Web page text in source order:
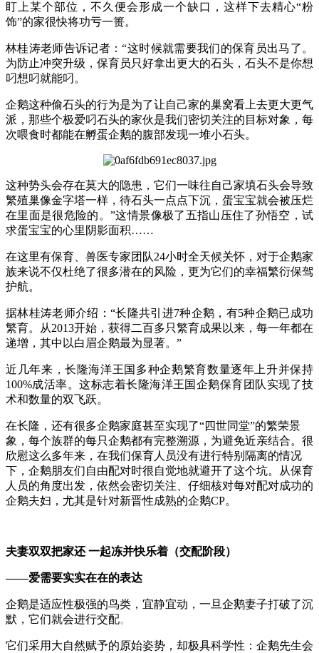
盯上某个部位，不久便会形成一个缺口， 这样下去精心“粉
饰”的家很快将功亏一篑。
林桂涛老师告诉记者：“这时候就需要我们的保育 员出马了 。
为防止冲突升级 ，保育员只好拿出更大的石头 ， 石头不是你想
叼想叼就能叼 。
企鹅这种偷石头的行为是为了让自己家的巢窝看上去更大更气
派 ，那些个极爱叼石头的家伙是我们密切关注的 目标对象， 每
次喂食时都能在孵蛋企鹅的腹部发现一堆小石头。
这种势头会存在莫大的隐患 ，它们一味往自己家填石头会导致
繁殖巢像金字塔一样 ， 待石头一点点下沉 ， 蛋宝宝就会被压烂
在里面是很危险的 。”这情景像极了五指山压住了孙悟空，试
求蛋宝宝的心里阴影面积……
在这里有保育 、兽医专家团队24小时全天候关怀 ，对于企鹅家
族来说不仅杜绝了很多潜在的风险 ， 更为它们的幸福繁衍保驾
护航。
据林桂涛老师介绍：“长隆共引进7种企鹅， 有5种企鹅已成功
繁育。 从2013开始，获得二百多只繁育成果以来 ，每一年都在
递增 ，其中 以白眉企鹅最为显著。”
近几年来，长隆海洋王国 多种企鹅繁育数量逐年上升并保持
100%成活率。这标志着长隆海洋王国企鹅保育团队 实现了技
术和数量的双飞跃。
在长隆 ，还有很多企鹅家庭甚至实现了“四世同堂”的繁荣景
象， 每个族群的每只企鹅都有完整溯源，为避免近亲结合。 很
欣慰这么多年来， 在我们保育人员没有进行特别 隔离的情况
下 ，企鹅朋友们自由配对时很自觉地就避开了这个坑。从保育
人员的角度出发 ，依然会密切关注、仔细核对每对配对成功的
企鹅夫妇，尤其是针对新晋性成熟的企鹅CP。
夫妻双双把家还一起冻并快乐着 （交配阶段）
——爱需要实实在在的表达
企鹅是适应性极强的鸟类， 宜静宜动， 一旦企鹅妻子打破了沉
默，它们就会进行交配。
它们采用大自然赋予的原始姿势， 却极具科学性： 企鹅先生会